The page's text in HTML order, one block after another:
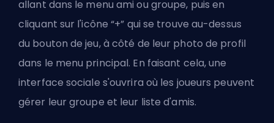
allant dans le menu ami ou groupe, puis en
cliquant sur l'icône “+” qui se trouve au-dessus
du bouton de jeu, à côté de leur photo de profil
dans le menu principal. En faisant cela, une
interface sociale s'ouvrira où les joueurs peuvent
gérer leur groupe et leur liste d'amis.